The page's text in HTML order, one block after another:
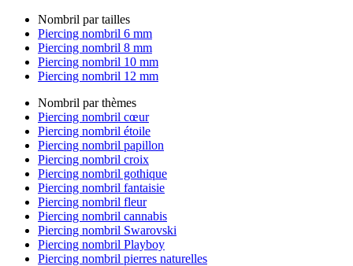
Nombril par tailles
Piercing nombril 6 mm
Piercing nombril 8 mm
Piercing nombril 10 mm
Piercing nombril 12 mm
Nombril par thèmes
Piercing nombril cœur
Piercing nombril étoile
Piercing nombril papillon
Piercing nombril croix
Piercing nombril gothique
Piercing nombril fantaisie
Piercing nombril fleur
Piercing nombril cannabis
Piercing nombril Swarovski
Piercing nombril Playboy
Piercing nombril pierres naturelles